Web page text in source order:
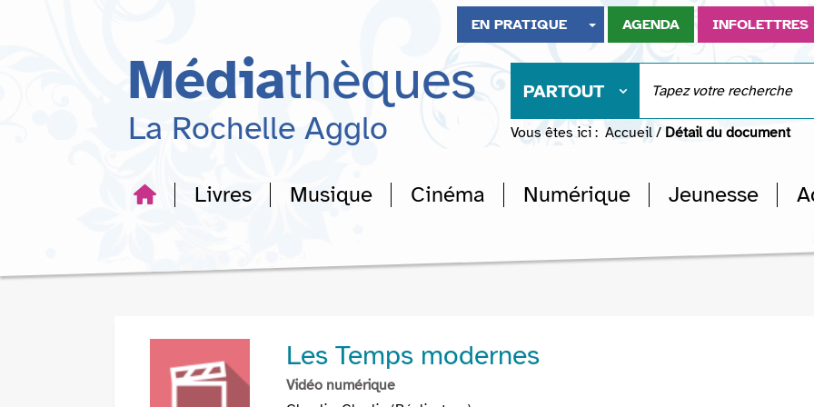
recherche
EN PRATIQUE AGENDA INFOLETTRES
Médiathèques
La Rochelle Agglo
PARTOUT
Vous êtes ici : Accueil / Détail du document
Livres Musique Cinéma Numérique Jeunesse
Les Temps modernes
Vidéo numérique